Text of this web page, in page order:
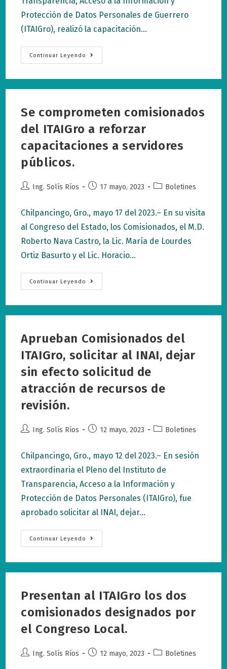
Protección de Datos Personales de Guerrero
(ITAIGro), realizó la capacitación…
Continuar Leyendo
ITAIGro,
Realiza
Capacitación
La
Región
Norte.
Se comprometen comisionados
del ITAIGro a reforzar
capacitaciones a servidores
públicos.
Autor
la
entrada:
Ing. Solís Ríos
Publicación
entrada:
17 mayo, 2023
Categoría
entrada:
Boletines
Chilpancingo, Gro., mayo 17 del 2023.– En su visita
al Congreso del Estado, los Comisionados, el M.D.
Roberto Nava Castro, la Lic. María de Lourdes
Ortiz Basurto y el Lic. Horacio…
Continuar Leyendo
Se
Comprometen
A
A
Servidores
Públicos.
Aprueban Comisionados del
ITAIGro, solicitar al INAI, dejar
sin efecto solicitud de
atracción de recursos de
revisión.
Autor
la
entrada:
Ing. Solís Ríos
Publicación
entrada:
12 mayo, 2023
Categoría
entrada:
Boletines
Chilpancingo, Gro., mayo 12 del 2023.– En sesión
extraordinaria el Pleno del Instituto de
Transparencia, Acceso a la Información y
Protección de Datos Personales (ITAIGro), fue
aprobado solicitar al INAI, dejar…
Continuar Leyendo
Aprueban
Comisionados
Al
Sin
Efecto
Solicitud
De
Atracción
De
Revisión.
Presentan al ITAIGro los dos
comisionados designados por
el Congreso Local.
AutorIng. Solís Ríos
Publicación
12 mayo, 2023
Categoría
Boletines